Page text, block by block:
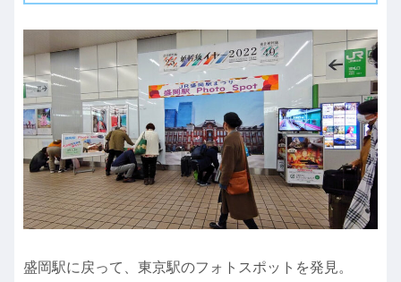
盛岡駅に戻って、東京駅のフォトスポットを発見。